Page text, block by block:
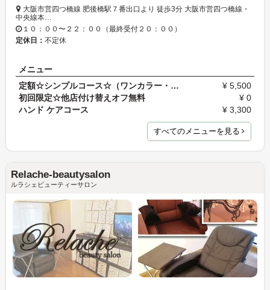
大阪市営四つ橋線 肥後橋駅７番出口より 徒歩3分 大阪市営四つ橋線・
中央線本…
１０：００〜２２：００（最終受付２０：００）
定休日： 不定休
メニュー
定額☆シンプルコース☆（ワンカラー・ラメorカラーグ…
¥ 5,500
初回限定☆他店付け替えオフ無料
¥ 0
ハンド ケアコース
¥ 3,300
すべてのメニューを見る
Relache-beautysalon
ルラシェビューティーサロン